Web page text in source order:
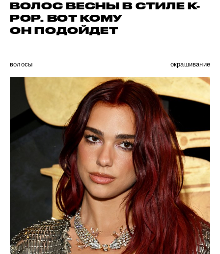
ВОЛОС ВЕСНЫ В СТИЛЕ K-
POP. ВОТ КОМУ
ОН ПОДОЙДЕТ
волосы окрашивание